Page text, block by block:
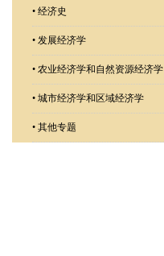
• 经济史
• 发展经济学
• 农业经济学和自然资源经济学
• 城市经济学和区域经济学
• 其他专题